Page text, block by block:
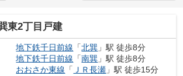
東2丁目戸建
地下鉄千日前線 「北巽 」駅 徒歩8分
地下鉄千日前線 「南巽 」駅 徒歩8分
おおさか東線 「 ＪＲ長瀬 」駅 徒歩15分